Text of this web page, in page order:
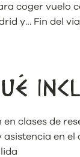
coger vuelo
y… Fin del
en clases de
asistencia en el